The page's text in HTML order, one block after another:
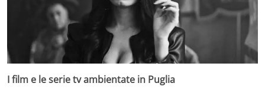
I film e le serie tv ambientate in Puglia